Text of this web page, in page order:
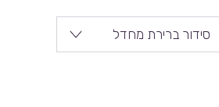
סידור ברירת מחדל